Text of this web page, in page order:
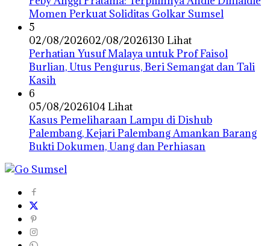
Momen Perkuat Soliditas Golkar Sumsel
5
02/08/202602/08/2026130 Lihat
Perhatian Yusuf Malaya untuk Prof Faisol
Burlian, Utus Pengurus, Beri Semangat dan Tali
Kasih
6
05/08/2026104 Lihat
Kasus Pemeliharaan Lampu di Dishub
Palembang, Kejari Palembang Amankan Barang
Bukti Dokumen, Uang dan Perhiasan